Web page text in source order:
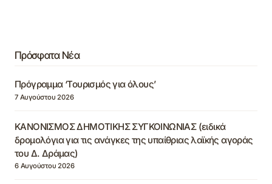
Πρόσφατα Νέα
Πρόγραμμα ‘Τουρισμός για όλους’
7 Αυγούστου 2026
ΚΑΝΟΝΙΣΜΟΣ ΔΗΜΟΤΙΚΗΣ ΣΥΓΚΟΙΝΩΝΙΑΣ (ειδικά
δρομολόγια για τις ανάγκες της υπαίθριας λαϊκής αγοράς
του Δ. Δράμας)
6 Αυγούστου 2026